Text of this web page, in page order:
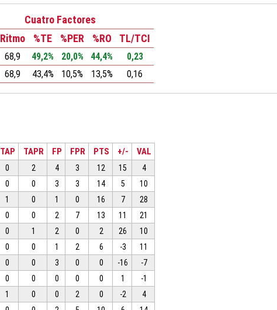
Cuatro Factores
Ritmo
%TE %PER %RO TL/TCI
68,9 49,2% 20,0% 44,4%
0,23
68,9 43,4% 10,5% 13,5% 0,16
TAP TAPR FP FPR PTS +/- VAL
0 2 4 3 12 15
4
0 0 3 3 14 5
10
1 0 1 0 16 7
28
0 0 2 7 13 11
21
0 1 2 0 2 26
10
0 0 1 2 6 -3
11
0 0 3 0 0 -16
-7
0 0 0 0 0 1
-1
1 0 0 2 0 -2
4